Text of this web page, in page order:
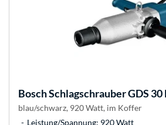
BoschSchlagschrauber GDS
blau/schwarz, 920 Watt, im Koffer
Leistung/Spannung: 920 Watt